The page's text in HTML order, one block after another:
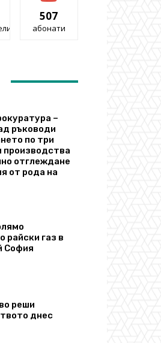
507
абонати
–
ръководи
по три
производства
отглеждане
от рода на
райски газ в
София
реши
днес